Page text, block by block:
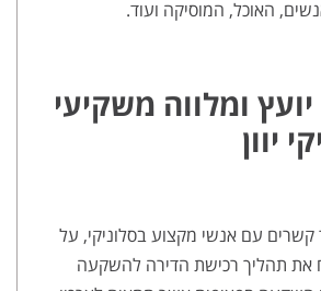
האוכל, המוסיקה ועוד.
ומלווה משקיעי
יוון
עם אנשי מקצוע בסלוניקי, על
את תהליך רכישת הדירה להשקעה